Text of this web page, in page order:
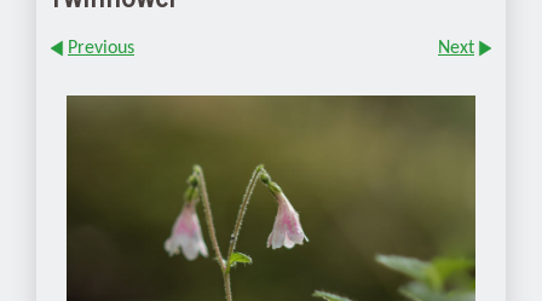
Previous Next